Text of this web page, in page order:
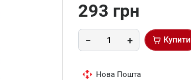
293 грн
Купити
Нова Пошта